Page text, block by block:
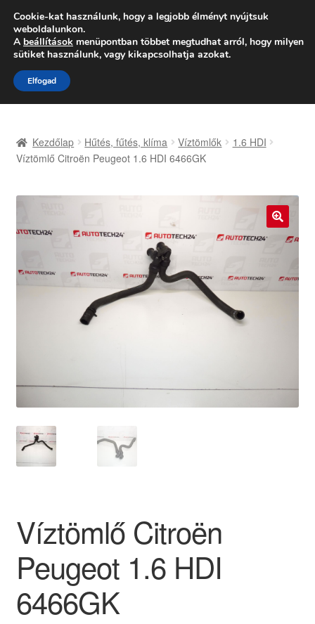
SZÁLLÍTÁS 2618 Ft-tól
Hétfő-Péntek 9:00–16:0006 80 088 054
Ugrás
a
navigációhoz
Kilépés
a
tartalomba
Adatvédelmi irányelvek
Kapcsolatba lépni
Saját fiókom
Szállítás világszerte
Szekér
Kezdőlap Hűtés, fűtés, klíma Víztömlők
1.6 HDI
Víztömlő Citroën Peugeot 1.6 HDI 6466GK
Víztömlő Citroën
Peugeot 1.6 HDI
6466GK
Cookie-kat használunk, hogy a legjobb élményt nyújtsuk
weboldalunkon.
A beállítások menüpontban többet megtudhat arról, hogy milyen
sütiket használunk, vagy kikapcsolhatja azokat.
Elfogad